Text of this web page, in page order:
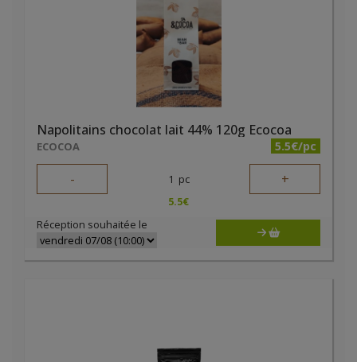
Napolitains chocolat lait 44% 120g Ecocoa
ECOCOA 5.5€/pc
- 1 pc +
5.5€
Réception souhaitée le